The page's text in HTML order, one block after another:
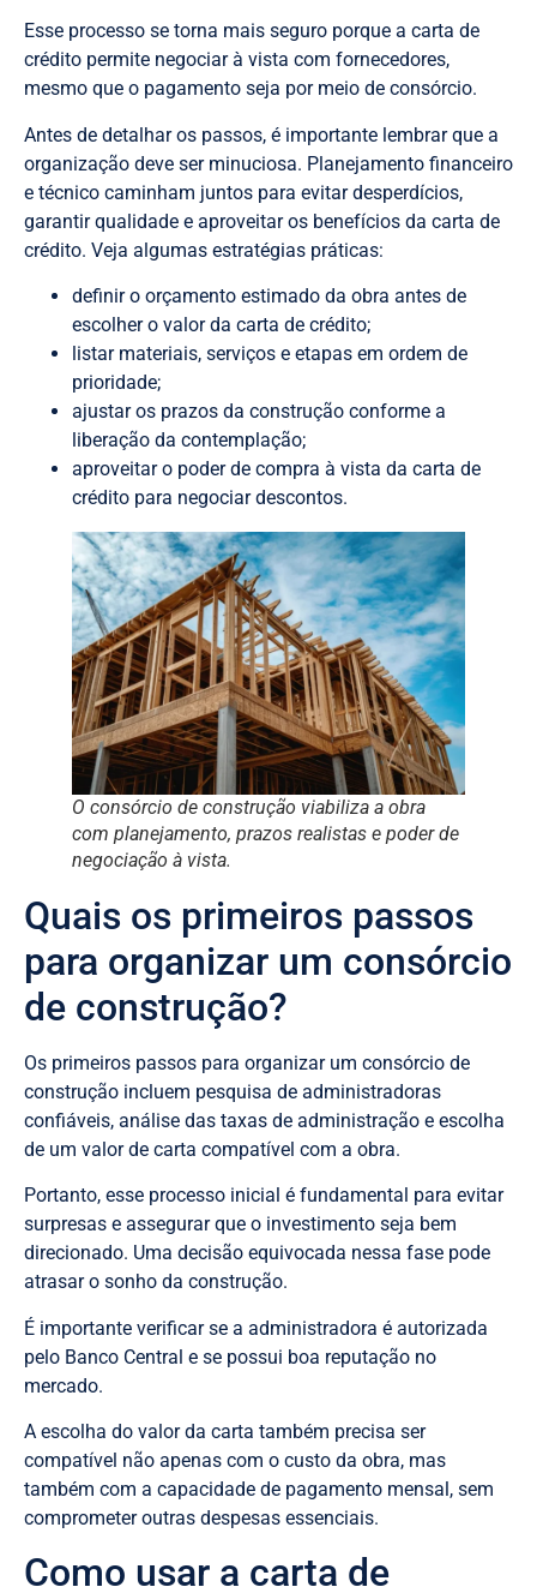
Esse processo se torna mais seguro porque a carta de
crédito permite negociar à vista com fornecedores,
mesmo que o pagamento seja por meio de consórcio.
Antes de detalhar os passos, é importante lembrar que a
organização deve ser minuciosa. Planejamento financeiro
e técnico caminham juntos para evitar desperdícios,
garantir qualidade e aproveitar os benefícios da carta de
crédito. Veja algumas estratégias práticas:
definir o orçamento estimado da obra antes de
escolher o valor da carta de crédito;
listar materiais, serviços e etapas em ordem de
prioridade;
ajustar os prazos da construção conforme a
liberação da contemplação;
aproveitar o poder de compra à vista da carta de
crédito para negociar descontos.
O consórcio de construção viabiliza a obra
com planejamento, prazos realistas e poder de
negociação à vista.
Quais os primeiros passos
para organizar um consórcio
de construção?
Os primeiros passos para organizar um consórcio de
construção incluem pesquisa de administradoras
confiáveis, análise das taxas de administração e escolha
de um valor de carta compatível com a obra.
Portanto, esse processo inicial é fundamental para evitar
surpresas e assegurar que o investimento seja bem
direcionado. Uma decisão equivocada nessa fase pode
atrasar o sonho da construção.
É importante verificar se a administradora é autorizada
pelo Banco Central e se possui boa reputação no
mercado.
A escolha do valor da carta também precisa ser
compatível não apenas com o custo da obra, mas
também com a capacidade de pagamento mensal, sem
comprometer outras despesas essenciais.
Como usar a carta de